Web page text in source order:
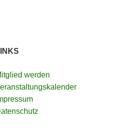
werden